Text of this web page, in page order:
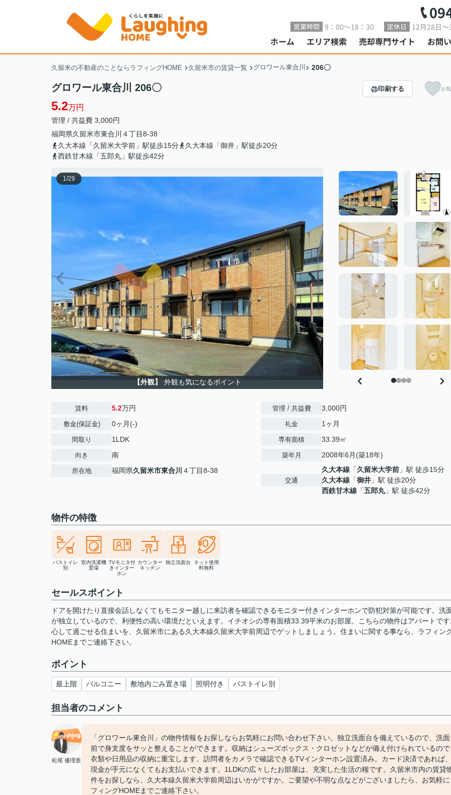
営業時間 9：00～18：30 定休日 12月28日
ホーム エリア検索 売却専門サイト お問
久留米の不動産のことならラフィングHOME 久留米市の賃貸一覧 グロワール東合川 206〇
グロワール東合川 206〇
5.2万円
管理 / 共益費 3,000円
福岡県久留米市東合川 ４丁目8-38
久大本線「久留米大学前」駅徒歩15分
久大本線「御井」駅徒歩20分
西鉄甘木線「五郎丸」駅徒歩42分
印刷する お
1/29
【外観】 外観も気になるポイント
賃料 5.2万円
敷金(保証金) 0ヶ月(-)
間取り 1LDK
向き 南
所在地 福岡県久留米市東合川 ４丁目8-38
管理 / 共益費 3,000円
礼金 1ヶ月
専有面積 33.39㎡
築年月 2008年6月(築18年)
交通
久大本線 「久留米大学前 」駅 徒歩15分
久大本線 「御井 」駅 徒歩20分
西鉄甘木線 「五郎丸」駅 徒歩42分
物件の特徴
バストイレ
別
室内洗濯機
置場
TVモニタ付
きインター
ホン
カウンター
キッチン
独立洗面台
ネット使用
料無料
セールスポイント
ドアを開けたり直接会話しなくてもモニター越しに来訪者を確認できるモニター付きインターホンで防犯対策が可能です。洗
が独立しているので、利便性の高い環境だといえます。イチオシの専有面積33.39平米のお部屋。こちらの物件はアパートで
心して過ごせる住まいを、久留米市にある久大本線久留米大学前周辺でゲットしましょう。住まいに関する事なら、ラフィン
HOMEまでご連絡下さい。
ポイント
最上階 バルコニー 敷地内ごみ置き場 照明付き バストイレ別
担当者のコメント
松尾 優理亜
「グロワール東合川」の物件情報をお探しならお気軽にお問い合わせ下さい。独立洗面台を備えているので、洗
前で身支度をサッと整えることができます。収納はシューズボックス・クロゼットなどが備え付けられているの
衣類や日用品の収納に重宝します。訪問者をカメラで確認できるTVインターホン設置済み。カード決済であれば
現金が手元になくてもお支払いできます。1LDKの広々したお部屋は、充実した生活の糧です。久留米市内の賃貸
件をお探しなら、久大本線久留米大学前周辺はいかがですか。ご要望や不明な点などがございましたら、お気軽
フィングHOMEまでご連絡下さい。